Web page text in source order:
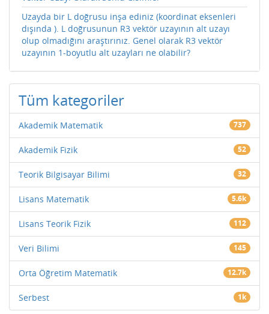
Uzayda bir L doğrusu inşa ediniz (koordinat eksenleri
dışında ). L doğrusunun R3 vektör uzayının alt uzayı
olup olmadığını araştırınız. Genel olarak R3 vektör
uzayının 1-boyutlu alt uzayları ne olabilir?
Tüm kategoriler
Akademik Matematik 737
Akademik Fizik 52
Teorik Bilgisayar Bilimi 32
Lisans Matematik 5.6k
Lisans Teorik Fizik 112
Veri Bilimi 145
Orta Öğretim Matematik 12.7k
Serbest 1k